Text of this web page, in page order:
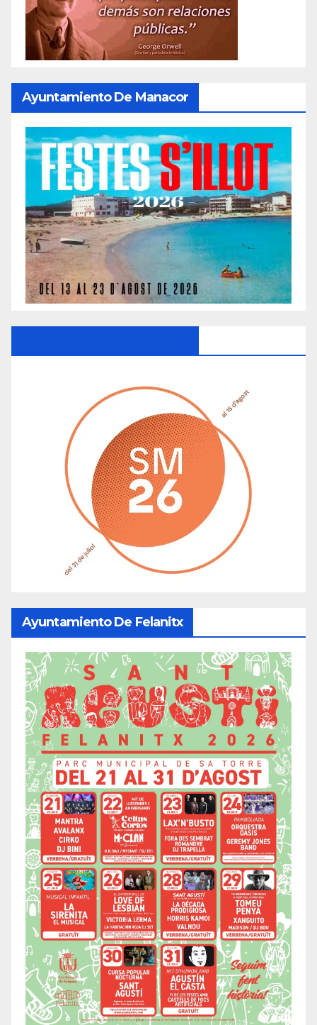
Ayuntamiento De Manacor
Ayuntamiento De Felanitx